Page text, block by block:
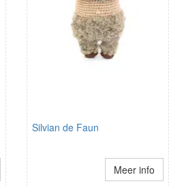
Silvian de Faun
Meer info